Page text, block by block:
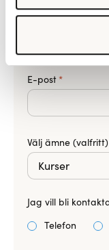
Telefon*
E-post*
Välj ämne (valfritt)
Jag vill bli
Telefon